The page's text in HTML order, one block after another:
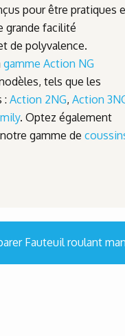
pour être pratiques
grande facilité
de polyvalence.
gamme Action NG
tels que les
: Action 2NG, Action
. Optez également
gamme de
Fauteuil roulant